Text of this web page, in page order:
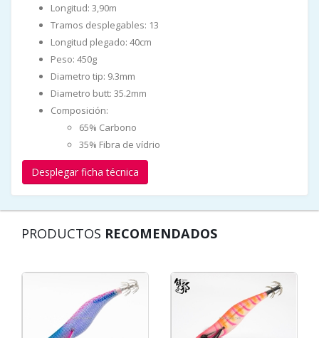
Longitud: 3,90m
Tramos desplegables: 13
Longitud plegado: 40cm
Peso: 450g
Diametro tip: 9.3mm
Diametro butt: 35.2mm
Composición:
65% Carbono
35% Fibra de vídrio
Desplegar ficha técnica
PRODUCTOS RECOMENDADOS